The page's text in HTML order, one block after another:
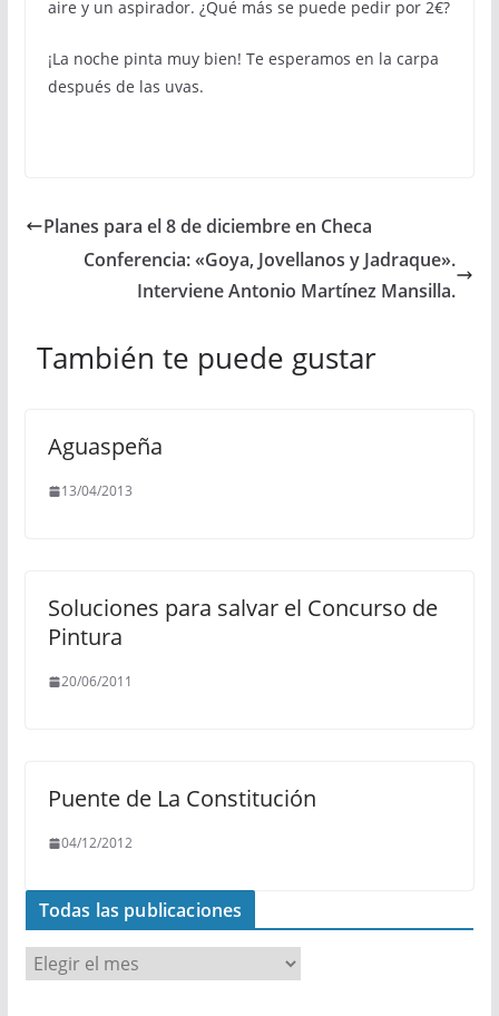
aire y un aspirador. ¿Qué más se puede pedir por 2€?
¡La noche pinta muy bien! Te esperamos en la carpa
después de las uvas.
Planes para el 8 de diciembre en Checa
Conferencia: «Goya, Jovellanos y Jadraque».
Interviene Antonio Martínez Mansilla.
También te puede gustar
Aguaspeña
13/04/2013
Soluciones para salvar el Concurso de
Pintura
20/06/2011
Puente de La Constitución
04/12/2012
Todas las publicaciones
o